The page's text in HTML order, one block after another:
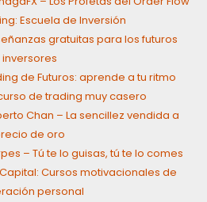
Escuela de Inversión
gratuitas para los futuros
inversores
de Futuros: aprende a tu ritmo
de trading muy casero
Chan – La sencillez vendida a
de oro
– Tú te lo guisas, tú te lo comes
Cursos motivacionales de
personal